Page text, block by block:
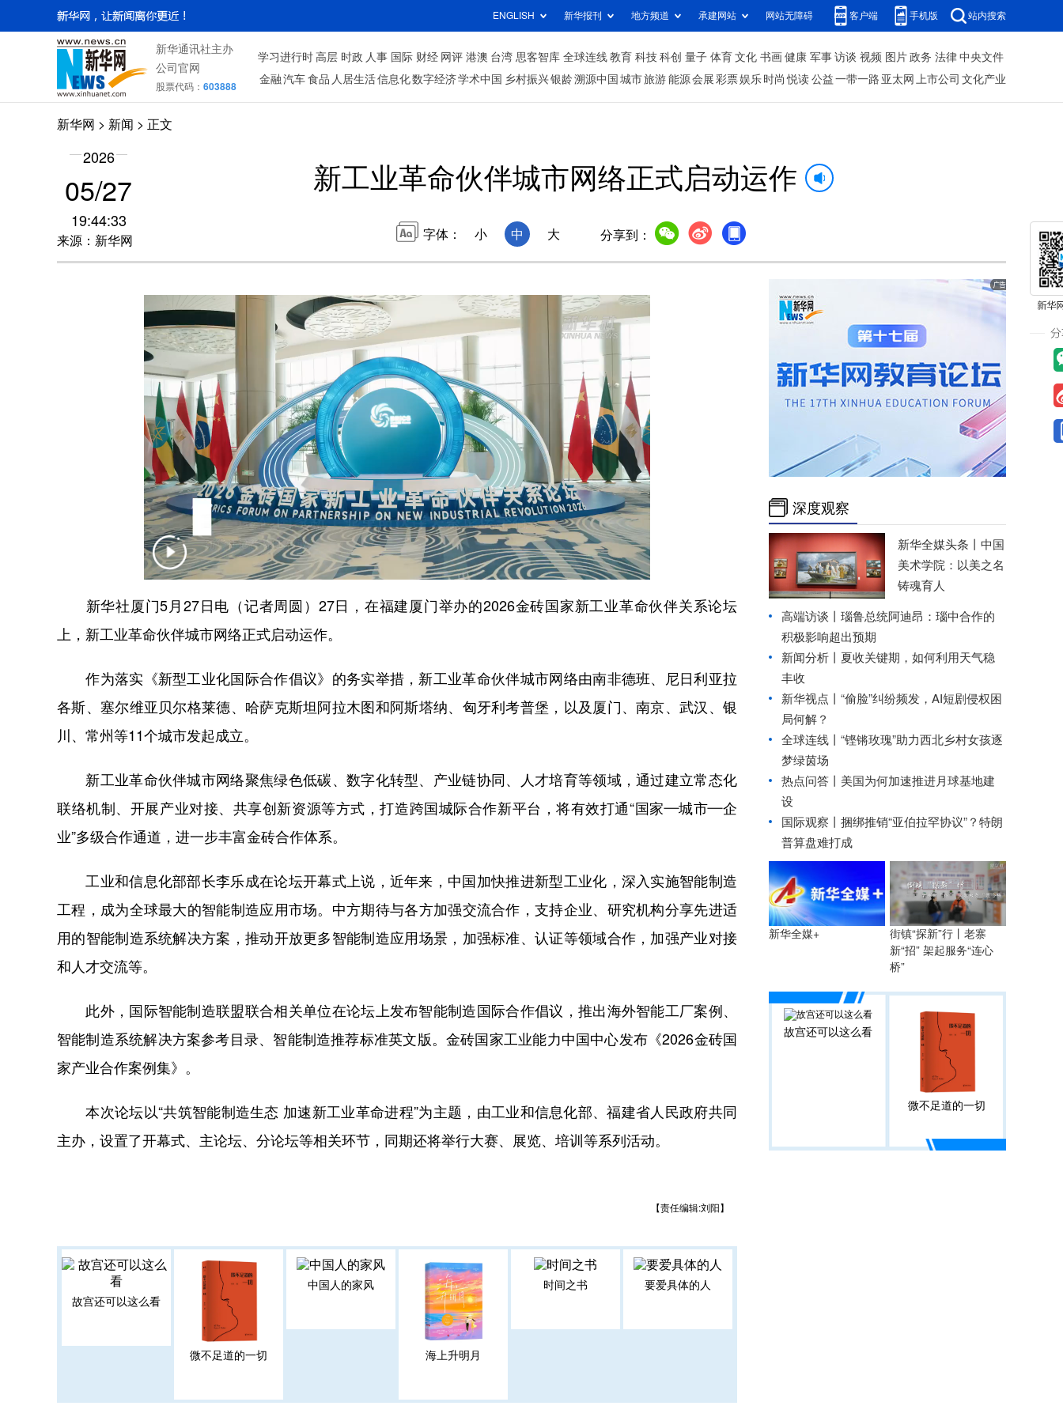
ENGLISH 新华报刊 地方频道 承建网站 网站无障碍 客户端 手机版 站内搜索
新华通讯社主办
公司官网
股票代码： 603888
学习进行时 高层 时政 人事 国际 财经 网评 港澳 台湾 思客智库 全球连线 教育 科技 科创 量子 体育 文化 书画 健康 军事 访谈 视频 图片 政务 法律 中央文件
金融 汽车 食品 人居生活信息化数字经济学术中国 乡村振兴银龄溯源中国 城市旅游 能源 会展 彩票娱乐 时尚 悦读 公益 一带一路 亚太网 上市公司 文化产业
新华网 > 新闻 > 正文
2026
05/27
19:44:33
来源：新华网
新工业革命伙伴城市网络正式启动运作
字体： 小 中 大 分享到：
新华社厦门5月27日电（记者周圆）27日，在福建厦门举办的2026金砖国家新工业革命伙伴关系论坛
上，新工业革命伙伴城市网络正式启动运作。
作为落实《新型工业化国际合作倡议》的务实举措，新工业革命伙伴城市网络由南非德班、尼日利亚拉
各斯、塞尔维亚贝尔格莱德、哈萨克斯坦阿拉木图和阿斯塔纳、匈牙利考普堡，以及厦门、南京、武汉、银
川、常州等11个城市发起成立。
新工业革命伙伴城市网络聚焦绿色低碳、数字化转型、产业链协同、人才培育等领域，通过建立常态化
联络机制、开展产业对接、共享创新资源等方式，打造跨国城际合作新平台，将有效打通“国家—城市—企
业”多级合作通道，进一步丰富金砖合作体系。
工业和信息化部部长李乐成在论坛开幕式上说，近年来，中国加快推进新型工业化，深入实施智能制造
工程，成为全球最大的智能制造应用市场。中方期待与各方加强交流合作，支持企业、研究机构分享先进适
用的智能制造系统解决方案，推动开放更多智能制造应用场景，加强标准、认证等领域合作，加强产业对接
和人才交流等。
此外，国际智能制造联盟联合相关单位在论坛上发布智能制造国际合作倡议，推出海外智能工厂案例、
智能制造系统解决方案参考目录、智能制造推荐标准英文版。金砖国家工业能力中国中心发布《2026金砖国
家产业合作案例集》。
本次论坛以“共筑智能制造生态 加速新工业革命进程”为主题，由工业和信息化部、福建省人民政府共同
主办，设置了开幕式、主论坛、分论坛等相关环节，同期还将举行大赛、展览、培训等系列活动。
【责任编辑:刘阳】
故宫还可以这么看
微不足道的一切
中国人的家风
海上升明月
时间之书 要爱具体的人
深度观察
新华全媒头条丨 中国
美术学院：以美之名
铸魂育人
高端访谈丨瑙鲁总统阿迪昂：瑙中合作的
积极影响超出预期
新闻分析丨夏收关键期，如何利用天气稳
丰收
新华视点丨 “偷脸”纠纷频发，AI短剧侵权困
局何解？
全球连线丨 “铿锵玫瑰”助力西北乡村女孩逐
梦绿茵场
热点问答丨美国为何加速推进月球基地建
设
国际观察丨 捆绑推销“亚伯拉罕协议”？特朗
普算盘难打成
新华全媒+
街镇“探新”行丨老寨
新“招” 架起服务“连心
桥”
故宫还可以这么看
微不足道的一切